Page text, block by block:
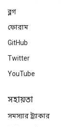
ব্লগ
ফোরাম
GitHub
Twitter
YouTube
সহায়তা
সমস্যার ট্র্যাকার